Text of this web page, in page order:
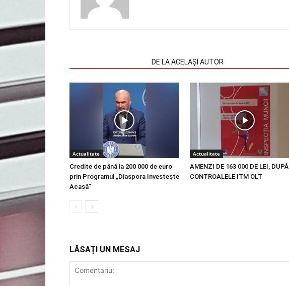
DE LA ACELAȘI AUTOR
Actualitate
Credite de până la 200 000 de euro
prin Programul „Diaspora Investește
Acasă”
Actualitate
AMENZI DE 163 000 DE LEI, DUPĂ
CONTROALELE ITM OLT
LĂSAȚI UN MESAJ